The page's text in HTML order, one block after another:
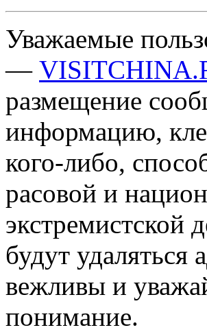
Уважаемые
—
размещение
информацию,
кого-либо,
расовой и
экстремистской
будут удаляться
вежливы и
понимание.